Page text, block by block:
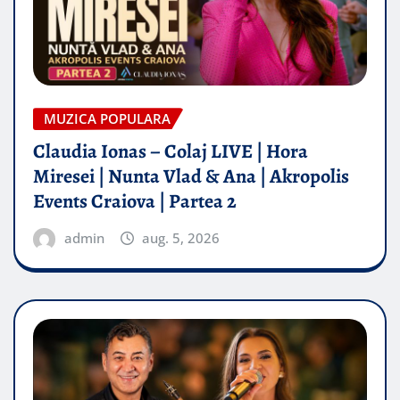
MUZICA POPULARA
Claudia Ionas – Colaj LIVE | Hora
Miresei | Nunta Vlad & Ana | Akropolis
Events Craiova | Partea 2
admin aug. 5, 2026